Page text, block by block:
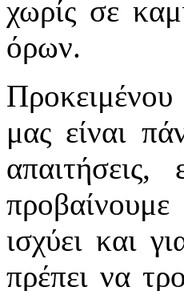
χωρίς σε
όρων.
μας είναι
ισχύει και
πρέπει να